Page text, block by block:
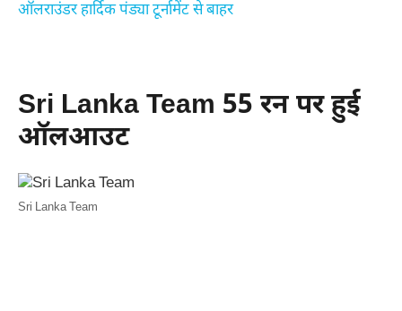
ऑलराउंडर हार्दिक पंड्या टूर्नामेंट से बाहर
Sri Lanka Team 55 रन पर हुई
ऑलआउट
Sri Lanka Team